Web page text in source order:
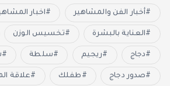
أخبار الفن والمشاهير اخبار
العناية بالبشرة تخسيس الوزن
دجاج ريجيم سلطة
صدور دجاج طفلك علاقة